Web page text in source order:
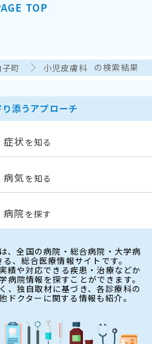
TOP
町 小児皮膚科 の検索結果
添うアプローチ
症状 を知る
病気 を知る
病院 を探す
、全国の病院・総合病院・大学病
、総合医療情報サイトです。
績や対応できる疾患・治療などか
病院情報を探すことができます。
、独自取材に基づき、各診療科の
ドクターに関する情報も紹介。